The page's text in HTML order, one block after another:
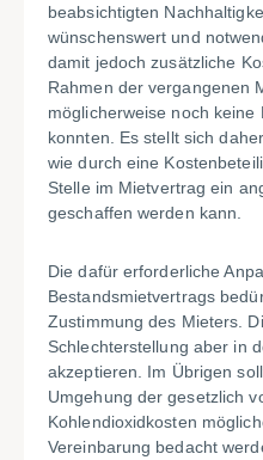
beabsichtigten
wünschenswert und
damit jedoch zusätzliche
Rahmen der vergangenen
möglicherweise noch keine
konnten. Es stellt sich
wie durch eine
Stelle im Mietvertrag ein
geschaffen werden kann.
Die dafür erforderliche
Bestandsmietvertrags
Zustimmung des Mieters.
Schlechterstellung aber in
akzeptieren. Im Übrigen
Umgehung der gesetzlich
Kohlendioxidkosten
Vereinbarung bedacht